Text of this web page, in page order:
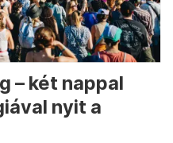
– két nappal
nyit a